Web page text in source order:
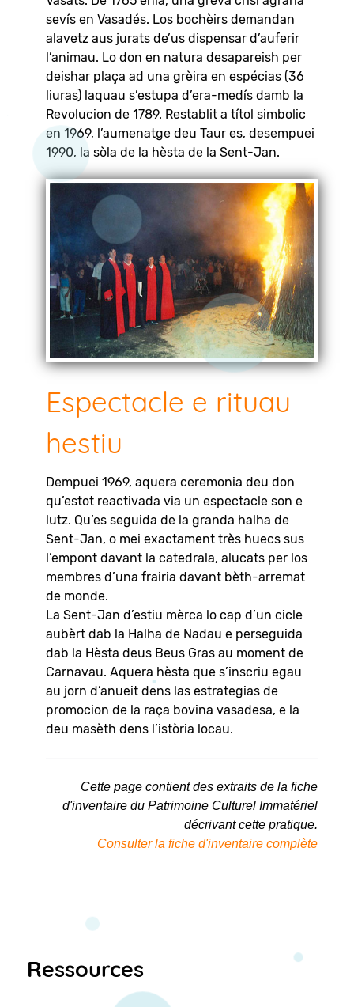
sevís en Vasadés. Los bochèirs demandan
alavetz aus jurats de’us dispensar d’auferir
l’animau. Lo don en natura desapareish per
deishar plaça ad una grèira en espécias (36
liuras) laquau s’estupa d’era-medís damb la
Revolucion de 1789. Restablit a títol simbolic
en 1969, l’aumenatge deu Taur es, desempuei
1990, la sòla de la hèsta de la Sent-Jan.
Espectacle e rituau
hestiu
Dempuei 1969, aquera ceremonia deu don
qu’estot reactivada via un espectacle son e
lutz. Qu’es seguida de la granda halha de
Sent-Jan, o mei exactament très huecs sus
l’empont davant la catedrala, alucats per los
membres d’una frairia davant bèth-arremat
de monde.
La Sent-Jan d’estiu mèrca lo cap d’un cicle
aubèrt dab la Halha de Nadau e perseguida
dab la Hèsta deus Beus Gras au moment de
Carnavau. Aquera hèsta que s’inscriu egau
au jorn d’anueit dens las estrategias de
promocion de la raça bovina vasadesa, e la
deu masèth dens l’istòria locau.
Cette page contient des extraits de la fiche
d'inventaire du Patrimoine Culturel Immatériel
décrivant cette pratique.
Consulter la fiche d'inventaire complète
Ressources